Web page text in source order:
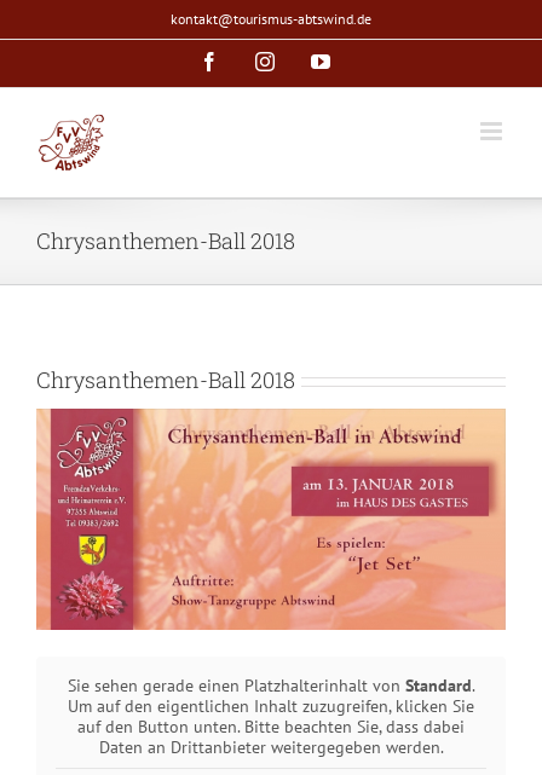
Inhalt
kontakt@tourismus-abtswind.de
FacebookInstagramYouTube
Chrysanthemen-Ball 2018
Chrysanthemen-Ball 2018
Sie sehen gerade einen Platzhalterinhalt von Standard.
Um auf den eigentlichen Inhalt zuzugreifen, klicken Sie
auf den Button unten. Bitte beachten Sie, dass dabei
Daten an Drittanbieter weitergegeben werden.